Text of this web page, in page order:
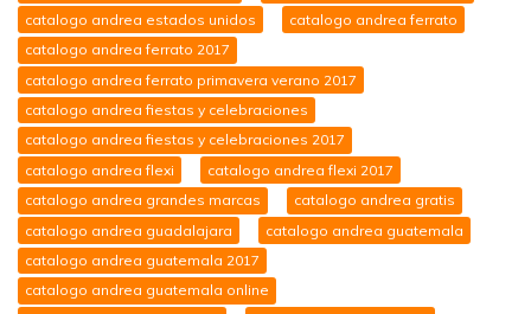
catalogo andrea estados unidos
catalogo andrea ferrato
catalogo andrea ferrato 2017
catalogo andrea ferrato primavera verano 2017
catalogo andrea fiestas y celebraciones
catalogo andrea fiestas y celebraciones 2017
catalogo andrea flexi
catalogo andrea flexi 2017
catalogo andrea grandes marcas
catalogo andrea gratis
catalogo andrea guadalajara
catalogo andrea guatemala
catalogo andrea guatemala 2017
catalogo andrea guatemala online